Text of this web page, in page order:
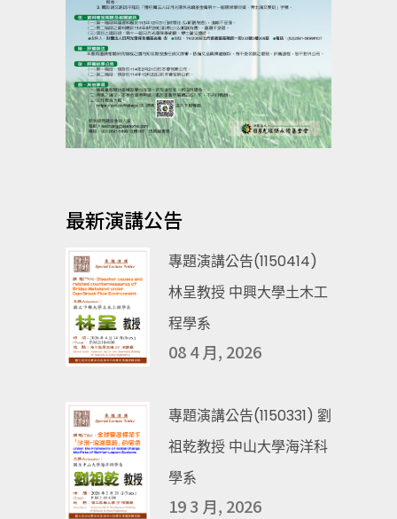
最新演講公告
專題演講公告(1150414)
林呈教授 中興大學土木工
程學系
08 4 月, 2026
專題演講公告(1150331) 劉
祖乾教授 中山大學海洋科
學系
19 3 月, 2026